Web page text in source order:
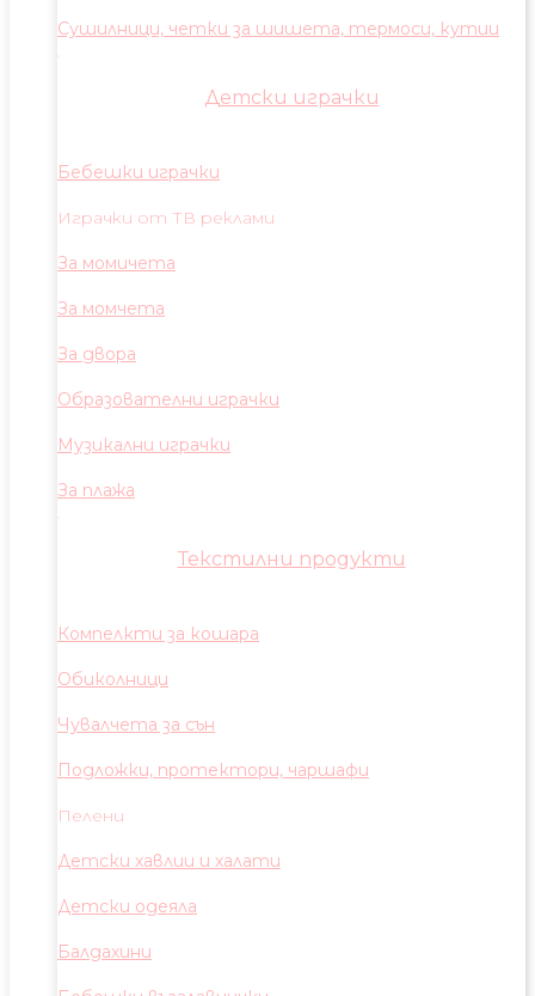
Сушилници, четки за шишета, термоси, кутии
Детски играчки
Бебешки играчки
Играчки от ТВ реклами
За момичета
За момчета
За двора
Образователни играчки
Музикални играчки
За плажа
Текстилни продукти
Компелкти за кошара
Обиколници
Чувалчета за сън
Подложки, протектори, чаршафи
Пелени
Детски хавлии и халати
Детски одеяла
Балдахини